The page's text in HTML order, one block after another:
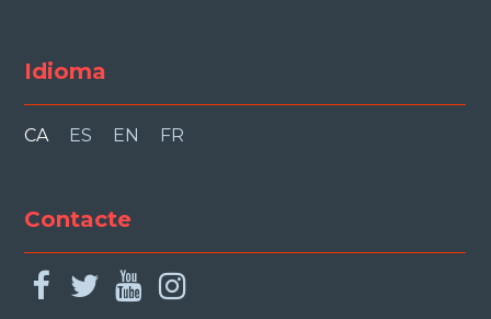
Idioma
CA ES EN FR
Contacte
facebook
twitteryoutube